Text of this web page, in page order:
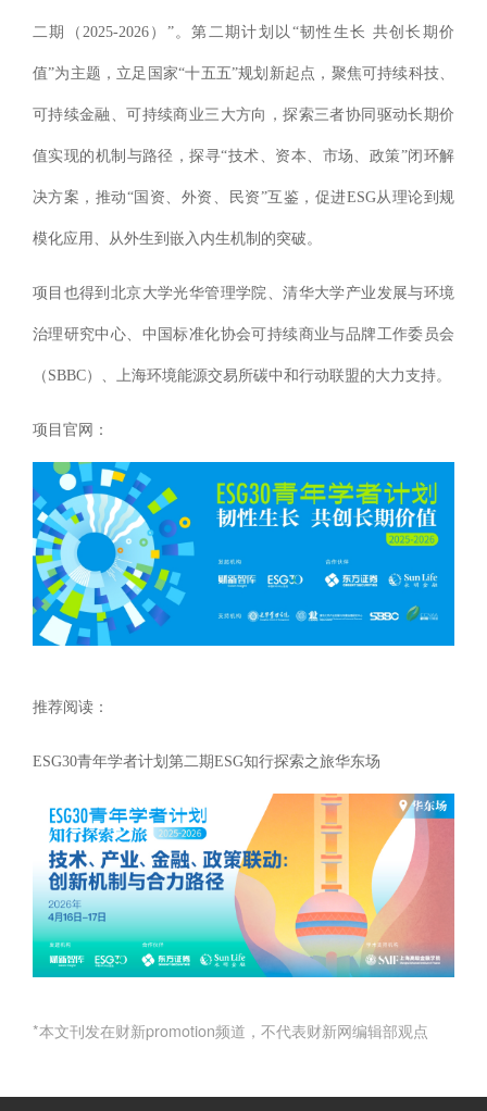
二期（2025-2026）”。第二期计划以“韧性生长 共创长期价
值”为主题，立足国家“十五五”规划新起点，聚焦可持续科技、
可持续金融、可持续商业三大方向，探索三者协同驱动长期价
值实现的机制与路径，探寻“技术、资本、市场、政策”闭环解
决方案，推动“国资、外资、民资”互鉴，促进ESG从理论到规
模化应用、从外生到嵌入内生机制的突破。
项目也得到北京大学光华管理学院、清华大学产业发展与环境
治理研究中心、中国标准化协会可持续商业与品牌工作委员会
（SBBC）、上海环境能源交易所碳中和行动联盟的大力支持。
项目官网：
推荐阅读：
ESG30青年学者计划第二期ESG知行探索之旅华东场
*本文刊发在财新promotion频道，不代表财新网编辑部观点